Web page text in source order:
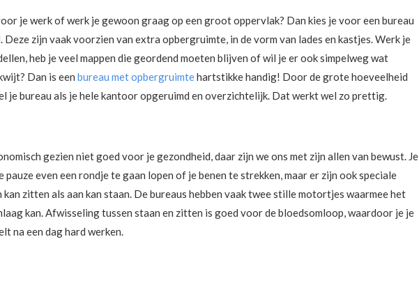
je werk of werk je gewoon graag op een groot oppervlak? Dan kies je voor een bureau
zijn vaak voorzien van extra opbergruimte, in de vorm van lades en kastjes. Werk je
heb je veel mappen die geordend moeten blijven of wil je er ook simpelweg wat
Dan is een bureau met opbergruimtehartstikke handig! Door de grote hoeveelheid
je bureau als je hele kantoor opgeruimd en overzichtelijk. Dat werkt wel zo prettig.
gezien niet goed voor je gezondheid, daar zijn we ons met zijn allen van bewust. Je
pauze even een rondje te gaan lopen of je benen te strekken, maar er zijn ook speciale
kan zitten als aan kan staan. De bureaus hebben vaak twee stille motortjes waarmee het
kan. Afwisseling tussen staan en zitten is goed voor de bloedsomloop, waardoor je je
na een dag hard werken.